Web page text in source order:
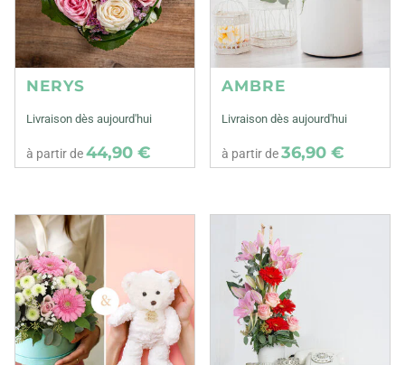
NERYS
Livraison dès aujourd'hui
à partir de44,90 €
AMBRE
Livraison dès aujourd'hui
à partir de36,90 €